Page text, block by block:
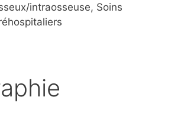
intraosseuse, Soins